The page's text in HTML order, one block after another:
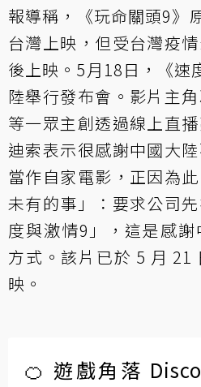
報導稱，《玩命關頭9》
台灣上映，但受台灣疫
後上映。5月18日，《速
陸舉行發布會。影片主
等一眾主創透過線上直
迪索表示很感謝中國大
當作自家電影，正因為
未有的事」：要求公司
度與激情9」，這是感
方式。該片已於 5 月 21
映。
🍊 遊戲角落